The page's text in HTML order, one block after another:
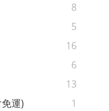
8
5
16
6
13
運)
1